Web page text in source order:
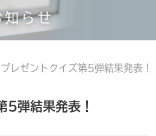
知らせ
プレゼントクイズ第5弾結果発表！
5弾結果発表！